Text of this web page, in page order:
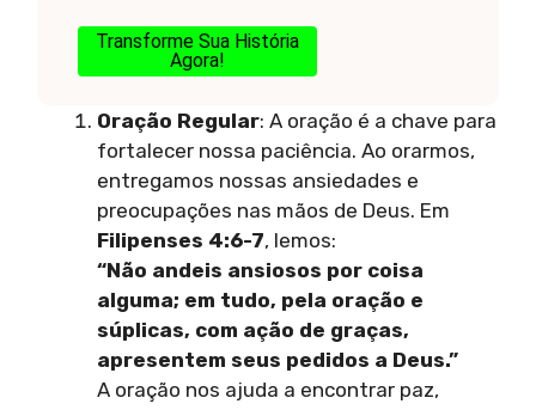
Transforme Sua História
Agora!
Oração Regular: A oração é a chave para
fortalecer nossa paciência. Ao orarmos,
entregamos nossas ansiedades e
preocupações nas mãos de Deus. Em
Filipenses 4:6-7, lemos:
“Não andeis ansiosos por coisa
alguma; em tudo, pela oração e
súplicas, com ação de graças,
apresentem seus pedidos a Deus.”
A oração nos ajuda a encontrar paz,